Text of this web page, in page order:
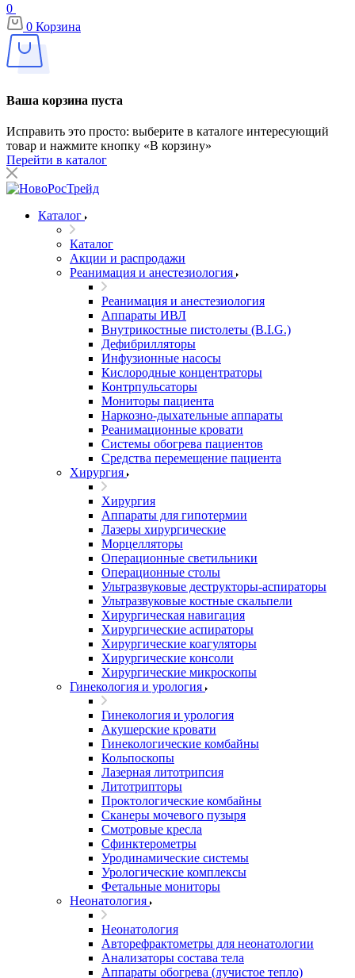
0
0 Корзина
Ваша корзина пуста
Исправить это просто: выберите в каталоге интересующий
товар и нажмите кнопку «В корзину»
Перейти в каталог
Каталог
Каталог
Акции и распродажи
Реанимация и анестезиология
Реанимация и анестезиология
Аппараты ИВЛ
Внутрикостные пистолеты (B.I.G.)
Дефибрилляторы
Инфузионные насосы
Кислородные концентраторы
Контрпульсаторы
Мониторы пациента
Наркозно-дыхательные аппараты
Реанимационные кровати
Системы обогрева пациентов
Средства перемещение пациента
Хирургия
Хирургия
Аппараты для гипотермии
Лазеры хирургические
Морцелляторы
Операционные светильники
Операционные столы
Ультразвуковые деструкторы-аспираторы
Ультразвуковые костные скальпели
Хирургическая навигация
Хирургические аспираторы
Хирургические коагуляторы
Хирургические консоли
Хирургические микроскопы
Гинекология и урология
Гинекология и урология
Акушерские кровати
Гинекологические комбайны
Кольпоскопы
Лазерная литотрипсия
Литотрипторы
Проктологические комбайны
Сканеры мочевого пузыря
Смотровые кресла
Сфинктерометры
Уродинамические системы
Урологические комплексы
Фетальные мониторы
Неонатология
Неонатология
Авторефрактометры для неонатологии
Анализаторы состава тела
Аппараты обогрева (лучистое тепло)